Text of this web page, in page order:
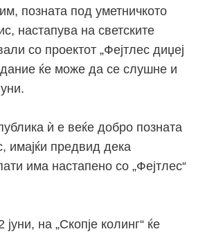
позната под уметничкото
настапува на светските
со проектот „Фејтлес диџеј
ќе може да се слушне и
ѝ е веќе добро позната
имајќи предвид дека
има настапено со „Фејтлес“
на „Скопје колинг“ ќе